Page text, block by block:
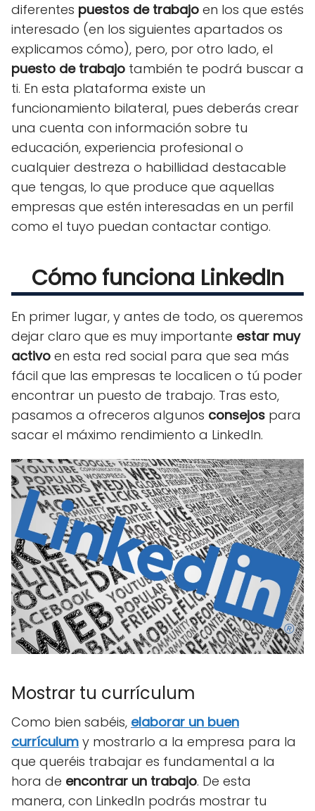
diferentes puestos de trabajo en los que estés
interesado (en los siguientes apartados os
explicamos cómo), pero, por otro lado, el
puesto de trabajo también te podrá buscar a
ti. En esta plataforma existe un
funcionamiento bilateral, pues deberás crear
una cuenta con información sobre tu
educación, experiencia profesional o
cualquier destreza o habillidad destacable
que tengas, lo que produce que aquellas
empresas que estén interesadas en un perfil
como el tuyo puedan contactar contigo.
Cómo funciona LinkedIn
En primer lugar, y antes de todo, os queremos
dejar claro que es muy importante estar muy
activo en esta red social para que sea más
fácil que las empresas te localicen o tú poder
encontrar un puesto de trabajo. Tras esto,
pasamos a ofreceros algunos consejos para
sacar el máximo rendimiento a LinkedIn.
Mostrar tu currículum
Como bien sabéis, elaborar un buen
currículum y mostrarlo a la empresa para la
que queréis trabajar es fundamental a la
hora de encontrar un trabajo. De esta
manera, con LinkedIn podrás mostrar tu